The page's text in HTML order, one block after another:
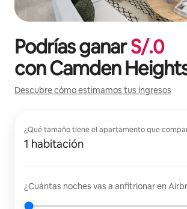
Podrías ganarS/.0
conCamden
Descubre cómo estimamos tus ingresos
¿Qué tamaño tiene el apartamento que
1 habitación
¿Cuántas noches vas a anfitrionar en